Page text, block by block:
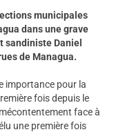
municipales
dans une grave
sandiniste Daniel
de Managua.
importance pour la
fois depuis le
face à
une première fois